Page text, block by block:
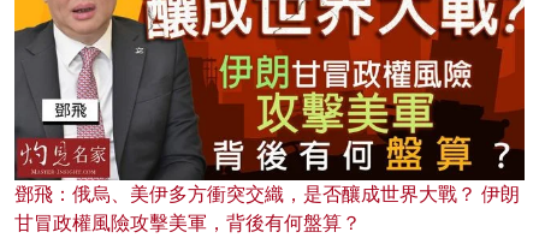
鄧飛：俄烏、美伊多方衝突交織，是否釀成世界大戰？ 伊朗
甘冒政權風險攻擊美軍，背後有何盤算？